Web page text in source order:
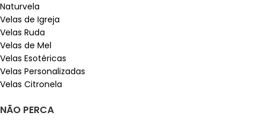
Naturvela
Velas de Igreja
Velas Ruda
Velas de Mel
Velas Esotéricas
Velas Personalizadas
Velas Citronela
NÃO PERCA